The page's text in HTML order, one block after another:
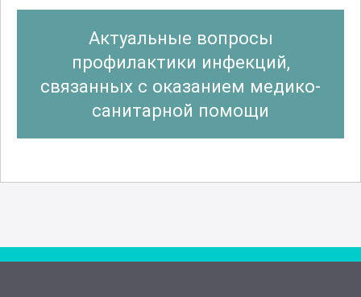
Актуальные вопросы
профилактики инфекций,
связанных с оказанием медико-
санитарной помощи